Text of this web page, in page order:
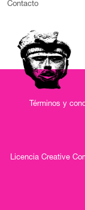
Contacto
Términos y
Licencia Creative